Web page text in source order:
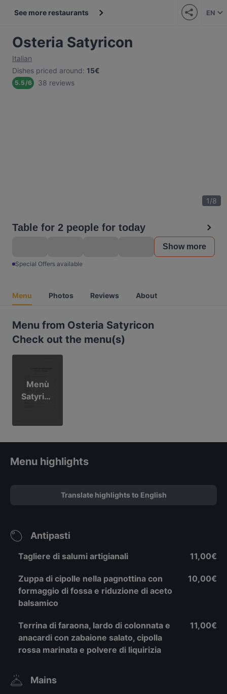
See more restaurants EN
Osteria Satyricon
Italian
Dishes priced around: 15€
5.5/6 38 reviews
1/8
Table for 2 people for today
Show more
Special Offers available
Menu Photos Reviews About
Menu from Osteria Satyricon
Check out the menu(s)
Menù
Satyrico
Menu highlights
Translate highlights to English
Antipasti
Tagliere di salumi artigianali 11,00€
Zuppa di cipolle nella pagnottina con
formaggio di fossa e riduzione di aceto
balsamico
10,00€
Terrina di faraona, lardo di colonnata e
anacardi con zabaione salato, cipolla
rossa marinata e polvere di liquirizia
11,00€
Mains